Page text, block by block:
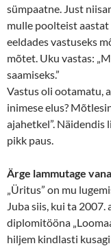
sümpaatne. Just
mulle poolteist aastat
eeldades vastuseks
mõtet. Uku vastas:
saamiseks.”
Vastus oli ootamatu,
inimese elus?
ajahetkel”. Näidendis
pikk paus.
Ärge lammutage
„Üritus” on mu
Juba siis, kui ta
diplomitööna
hiljem kindlasti